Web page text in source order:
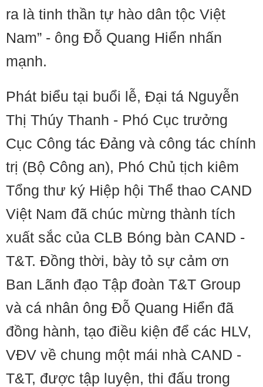
ra là tinh thần tự hào dân tộc Việt
Nam” - ông Đỗ Quang Hiển nhấn
mạnh.
Phát biểu tại buổi lễ, Đại tá Nguyễn
Thị Thúy Thanh - Phó Cục trưởng
Cục Công tác Đảng và công tác chính
trị (Bộ Công an), Phó Chủ tịch kiêm
Tổng thư ký Hiệp hội Thể thao CAND
Việt Nam đã chúc mừng thành tích
xuất sắc của CLB Bóng bàn CAND -
T&T. Đồng thời, bày tỏ sự cảm ơn
Ban Lãnh đạo Tập đoàn T&T Group
và cá nhân ông Đỗ Quang Hiển đã
đồng hành, tạo điều kiện để các HLV,
VĐV về chung một mái nhà CAND -
T&T, được tập luyện, thi đấu trong